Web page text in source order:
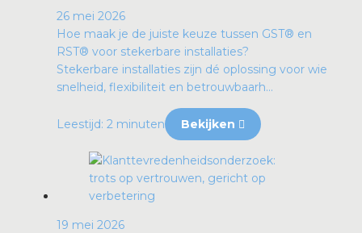
26 mei 2026
Hoe maak je de juiste keuze tussen GST® en
RST® voor stekerbare installaties?
Stekerbare installaties zijn dé oplossing voor wie
snelheid, flexibiliteit en betrouwbaarh...
Leestijd: 2 minuten Bekijken
19 mei 2026